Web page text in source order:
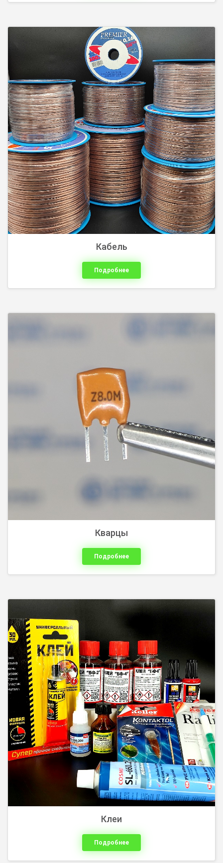
Кабель
Подробнее
Кварцы
Подробнее
Клеи
Подробнее
Кнопки, микрокнопки, переключатели, концевые
переключатели, тумблеры